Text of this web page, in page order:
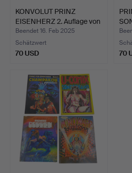
KONVOLUT PRINZ
EISENHERZ 2. Auflage von
BA…
Beendet 16. Feb 2025
Schätzwert
70 USD 70